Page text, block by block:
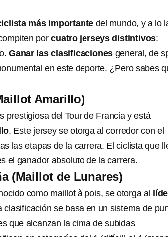
más importante del mundo, y a lo
porcuatro jerseys distintivos:
Ganar las clasificaciones general, de
en este deporte. ¿Pero sabes
Amarillo)
prestigiosa del Tour de Francia y está
. Este jersey se otorga al corredor con el
las etapas de la carrera. El ciclista que
el ganador absoluto de la carrera.
(Maillot de Lunares)
como maillot à pois, se otorga al
clasificación se basa en un sistema de
que alcanzan la cima de subidas